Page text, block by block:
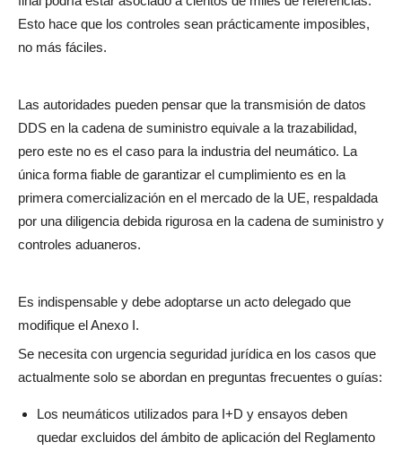
Esto hace que los controles sean prácticamente imposibles,
no más fáciles.
Las autoridades pueden pensar que la transmisión de datos
DDS en la cadena de suministro equivale a la trazabilidad,
pero este no es el caso para la industria del neumático. La
única forma fiable de garantizar el cumplimiento es en la
primera comercialización en el mercado de la UE, respaldada
por una diligencia debida rigurosa en la cadena de suministro y
controles aduaneros.
Es indispensable y debe adoptarse un acto delegado que
modifique el Anexo I.
Se necesita con urgencia seguridad jurídica en los casos que
actualmente solo se abordan en preguntas frecuentes o guías:
Los neumáticos utilizados para I+D y ensayos deben
quedar excluidos del ámbito de aplicación del Reglamento